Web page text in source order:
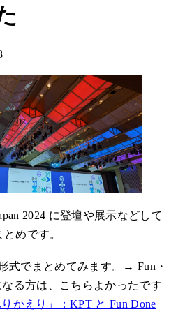
2024 に登壇や展示などして
めです。
式でまとめてみます。→ Fun・
なる方は、こちらよかったです
かえり」：KPT と Fun Done